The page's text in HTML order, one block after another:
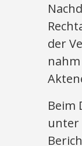
der
Beim
unter